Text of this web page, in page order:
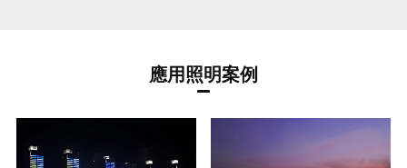
應用照明案例